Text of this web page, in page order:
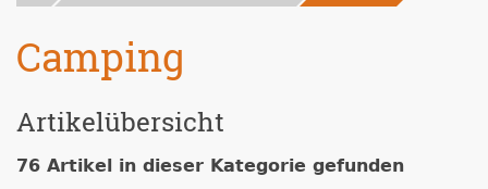
Camping
Artikelübersicht
76 Artikel in dieser Kategorie gefunden